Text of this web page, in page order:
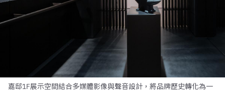
嘉邸1F展示空間結合多媒體影像與聲音設計，將品牌歷史轉化為一